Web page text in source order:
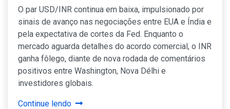
O par USD/INR continua em baixa, impulsionado por
sinais de avanço nas negociações entre EUA e Índia e
pela expectativa de cortes da Fed. Enquanto o
mercado aguarda detalhes do acordo comercial, o INR
ganha fôlego, diante de nova rodada de comentários
positivos entre Washington, Nova Délhi e
investidores globais.
Continue lendo